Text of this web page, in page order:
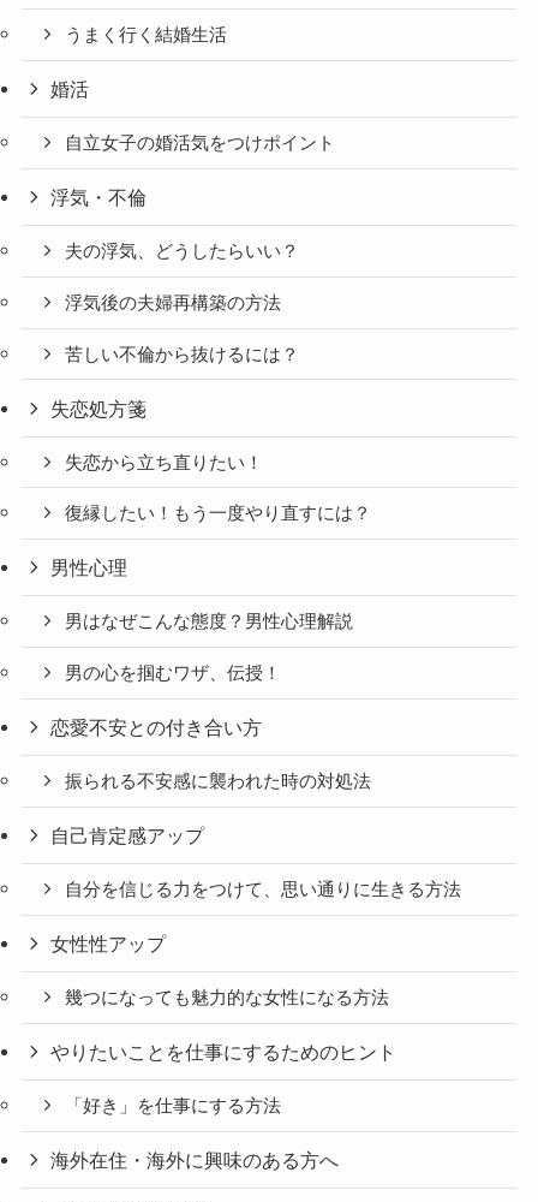
うまく行く結婚生活
婚活
自立女子の婚活気をつけポイント
浮気・不倫
夫の浮気、どうしたらいい？
浮気後の夫婦再構築の方法
苦しい不倫から抜けるには？
失恋処方箋
失恋から立ち直りたい！
復縁したい！もう一度やり直すには？
男性心理
男はなぜこんな態度？男性心理解説
男の心を掴むワザ、伝授！
恋愛不安との付き合い方
振られる不安感に襲われた時の対処法
自己肯定感アップ
自分を信じる力をつけて、思い通りに生きる方法
女性性アップ
幾つになっても魅力的な女性になる方法
やりたいことを仕事にするためのヒント
「好き」を仕事にする方法
海外在住・海外に興味のある方へ